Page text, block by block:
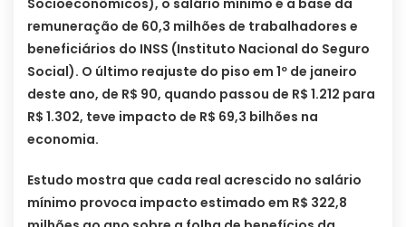
remuneração de 60,3 milhões de trabalhadores e
beneficiários do INSS (Instituto Nacional do Seguro
Social). O último reajuste do piso em 1º de janeiro
deste ano, de R$ 90, quando passou de R$ 1.212 para
R$ 1.302, teve impacto de R$ 69,3 bilhões na
economia.
Estudo mostra que cada real acrescido no salário
mínimo provoca impacto estimado em R$ 322,8